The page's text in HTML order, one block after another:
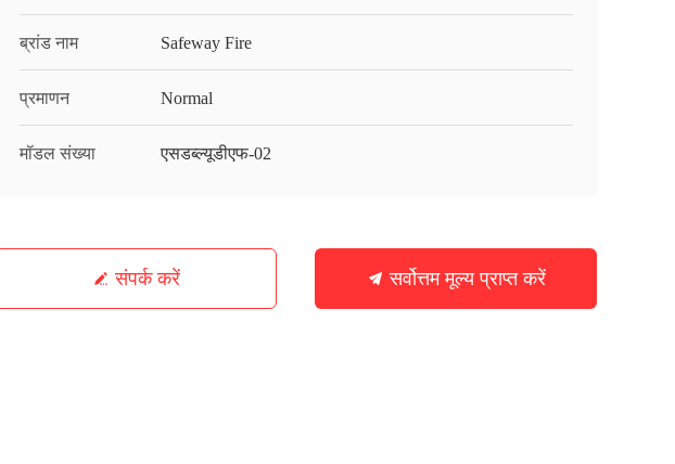
ब्रांड नाम Safeway Fire
प्रमाणन Normal
मॉडल संख्या एसडब्ल्यूडीएफ-02
संपर्क करें सर्वोत्तम मूल्य प्राप्त करें